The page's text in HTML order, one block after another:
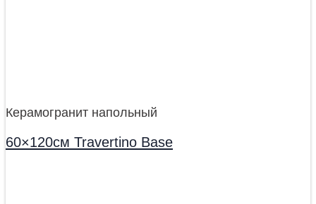
Керамогранит напольный
60×120см Travertino Base